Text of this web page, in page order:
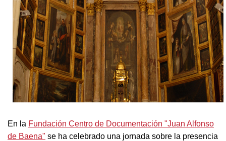
En la Fundación Centro de Documentación "Juan Alfonso
de Baena" se ha celebrado una jornada sobre la presencia